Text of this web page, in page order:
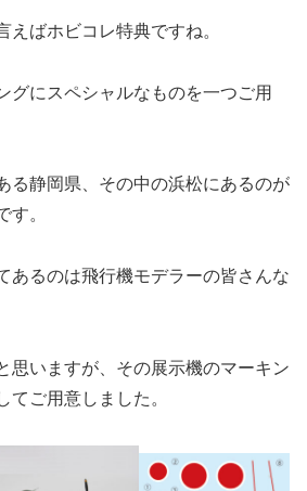
えばホビコレ特典ですね。
グにスペシャルなものを一つご用
る静岡県、その中の浜松にあるのが
す。
あるのは飛行機モデラーの皆さんな
思いますが、その展示機のマーキン
てご用意しました。